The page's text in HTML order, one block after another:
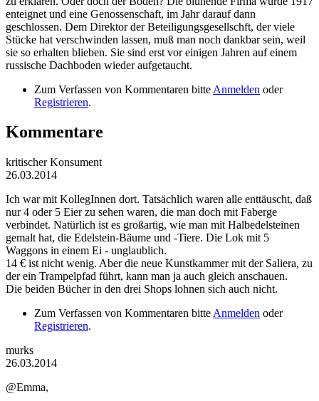
enteignet und eine Genossenschaft, im Jahr darauf dann
geschlossen. Dem Direktor der Beteiligungsgesellschft, der viele
Stücke hat verschwinden lassen, muß man noch dankbar sein, weil
sie so erhalten blieben. Sie sind erst vor einigen Jahren auf einem
russische Dachboden wieder aufgetaucht.
Zum Verfassen von Kommentaren bitte Anmelden oder
Registrieren.
Kommentare
kritischer Konsument
26.03.2014
Ich war mit KollegInnen dort. Tatsächlich waren alle enttäuscht, daß
nur 4 oder 5 Eier zu sehen waren, die man doch mit Faberge
verbindet. Natürlich ist es großartig, wie man mit Halbedelsteinen
gemalt hat, die Edelstein-Bäume und -Tiere. Die Lok mit 5
Waggons in einem Ei - unglaublich.
14 € ist nicht wenig. Aber die neue Kunstkammer mit der Saliera, zu
der ein Trampelpfad führt, kann man ja auch gleich anschauen.
Die beiden Bücher in den drei Shops lohnen sich auch nicht.
Zum Verfassen von Kommentaren bitte Anmelden oder
Registrieren.
murks
26.03.2014
@Emma,